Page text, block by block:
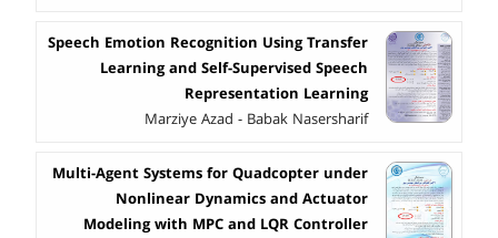
Speech Emotion Recognition Using Transfer
Learning and Self-Supervised Speech
Representation Learning
Marziye Azad - Babak Nasersharif
Multi-Agent Systems for Quadcopter under
Nonlinear Dynamics and Actuator
Modeling with MPC and LQR Controller